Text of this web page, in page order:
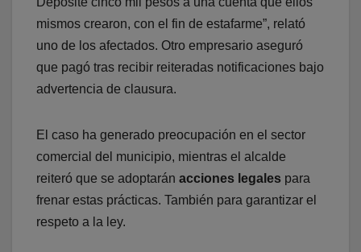
mismos crearon, con el fin de estafarme”, relató
uno de los afectados. Otro empresario aseguró
que pagó tras recibir reiteradas notificaciones bajo
advertencia de clausura.
El caso ha generado preocupación en el sector
comercial del municipio, mientras el alcalde
reiteró que se adoptarán acciones legales para
frenar estas prácticas. También para garantizar el
respeto a la ley.